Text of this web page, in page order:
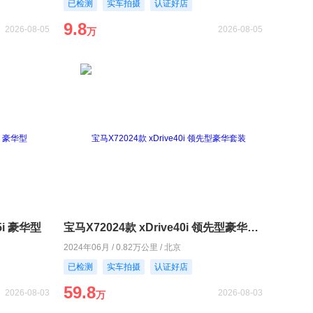
2026-08-05
已检测 实车拍摄 认证好店
9.8万 2026-08-05
豪华型
2026-08-03
宝马X72024款 xDrive40i 领先型豪华套装
2024年06月 / 0.82万公里 / 北京
已检测
实车拍摄 认证好店
59.8万 2026-08-03